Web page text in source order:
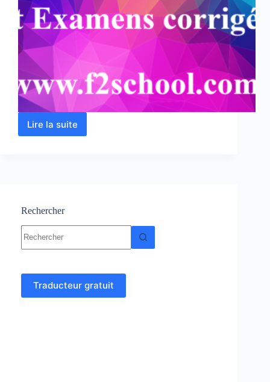
Lire la suite
Analyse
et
corrigés
Rechercher
résultat
Traducteur gratuit